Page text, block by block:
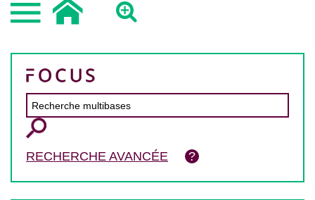
RECHERCHE AVANCÉE